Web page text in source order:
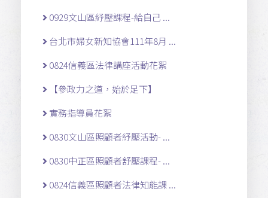
0929文山區紓壓課程-給自己 ...
台北市婦女新知協會111年8月 ...
0824信義區法律講座活動花絮
【參政力之道，始於足下】
實務指導員花絮
0830文山區照顧者紓壓活動- ...
0830中正區照顧者舒壓課程- ...
0824信義區照顧者法律知能課 ...